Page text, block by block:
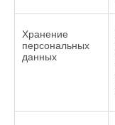
Хранение
персональных
данных